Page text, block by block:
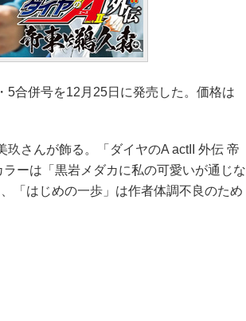
合併号を12月25日に発売した。価格は
さんが飾る。「ダイヤのA actII 外伝 帝
ーは「黒岩メダカに私の可愛いが通じな
「はじめの一歩」は作者体調不良のため